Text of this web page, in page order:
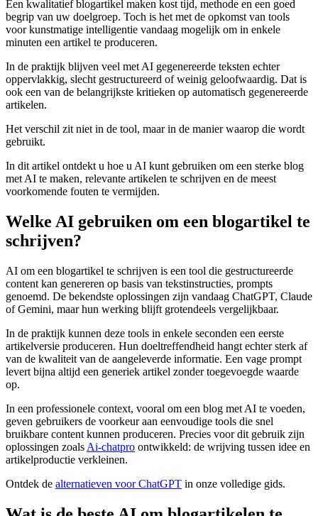
Een kwalitatief blogartikel maken kost tijd, methode en een goed
begrip van uw doelgroep. Toch is het met de opkomst van tools
voor kunstmatige intelligentie vandaag mogelijk om in enkele
minuten een artikel te produceren.
In de praktijk blijven veel met AI gegenereerde teksten echter
oppervlakkig, slecht gestructureerd of weinig geloofwaardig. Dat is
ook een van de belangrijkste kritieken op automatisch gegenereerde
artikelen.
Het verschil zit niet in de tool, maar in de manier waarop die wordt
gebruikt.
In dit artikel ontdekt u hoe u AI kunt gebruiken om een sterke blog
met AI te maken, relevante artikelen te schrijven en de meest
voorkomende fouten te vermijden.
Welke AI gebruiken om een blogartikel te
schrijven?
AI om een blogartikel te schrijven is een tool die gestructureerde
content kan genereren op basis van tekstinstructies, prompts
genoemd. De bekendste oplossingen zijn vandaag ChatGPT, Claude
of Gemini, maar hun werking blijft grotendeels vergelijkbaar.
In de praktijk kunnen deze tools in enkele seconden een eerste
artikelversie produceren. Hun doeltreffendheid hangt echter sterk af
van de kwaliteit van de aangeleverde informatie. Een vage prompt
levert bijna altijd een generiek artikel zonder toegevoegde waarde
op.
In een professionele context, vooral om een blog met AI te voeden,
geven gebruikers de voorkeur aan eenvoudige tools die snel
bruikbare content kunnen produceren. Precies voor dit gebruik zijn
oplossingen zoals Ai-chatpro ontwikkeld: de wrijving tussen idee en
artikelproductie verkleinen.
Ontdek de alternatieven voor ChatGPT in onze volledige gids.